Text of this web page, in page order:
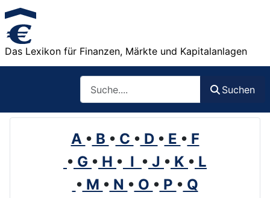
Das Lexikon für Finanzen, Märkte und Kapitalanlagen
Suchen
A • B • C • D • E • F
• G • H • I • J • K • L
• M • N • O • P • Q